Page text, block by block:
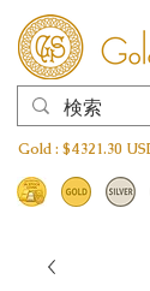
Gold : $4321.30